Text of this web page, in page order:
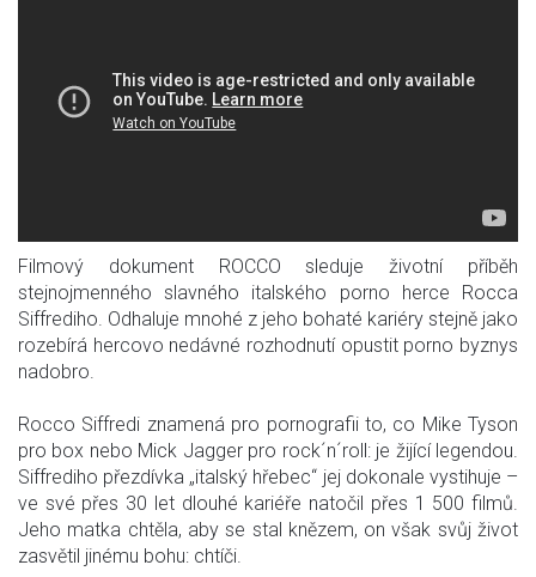
Filmový dokument ROCCO sleduje životní příběh
stejnojmenného slavného italského porno herce Rocca
Siffrediho. Odhaluje mnohé z jeho bohaté kariéry stejně jako
rozebírá hercovo nedávné rozhodnutí opustit porno byznys
nadobro.
Rocco Siffredi znamená pro pornografii to, co Mike Tyson
pro box nebo Mick Jagger pro rock´n´roll: je žijící legendou.
Siffrediho přezdívka „italský hřebec“ jej dokonale vystihuje –
ve své přes 30 let dlouhé kariéře natočil přes 1 500 filmů.
Jeho matka chtěla, aby se stal knězem, on však svůj život
zasvětil jinému bohu: chtíči.